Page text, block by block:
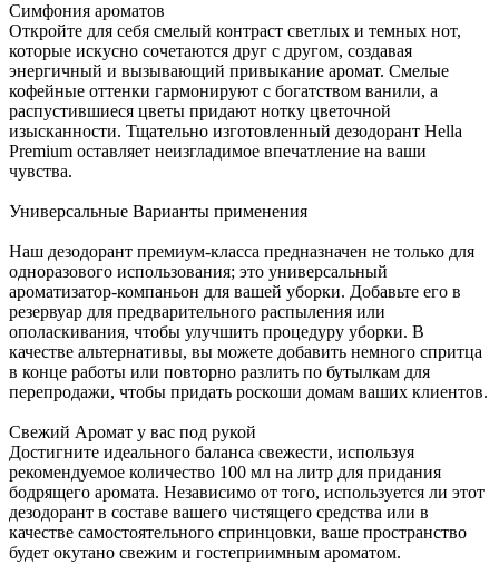
Симфония ароматов
Откройте для себя смелый контраст светлых и темных нот,
которые искусно сочетаются друг с другом, создавая
энергичный и вызывающий привыкание аромат. Смелые
кофейные оттенки гармонируют с богатством ванили, а
распустившиеся цветы придают нотку цветочной
изысканности. Тщательно изготовленный дезодорант Hella
Premium оставляет неизгладимое впечатление на ваши
чувства.
Универсальные Варианты применения
Наш дезодорант премиум-класса предназначен не только для
одноразового использования; это универсальный
ароматизатор-компаньон для вашей уборки. Добавьте его в
резервуар для предварительного распыления или
ополаскивания, чтобы улучшить процедуру уборки. В
качестве альтернативы, вы можете добавить немного спритца
в конце работы или повторно разлить по бутылкам для
перепродажи, чтобы придать роскоши домам ваших клиентов.
Свежий Аромат у вас под рукой
Достигните идеального баланса свежести, используя
рекомендуемое количество 100 мл на литр для придания
бодрящего аромата. Независимо от того, используется ли этот
дезодорант в составе вашего чистящего средства или в
качестве самостоятельного спринцовки, ваше пространство
будет окутано свежим и гостеприимным ароматом.